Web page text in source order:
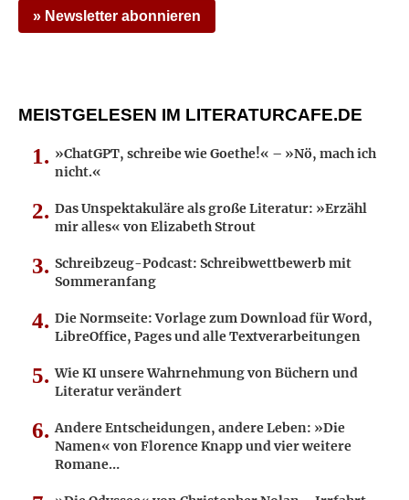
» Newsletter abonnieren
MEISTGELESEN IM LITERATURCAFE.DE
»ChatGPT, schreibe wie Goethe!« – »Nö, mach ich
nicht.«
Das Unspektakuläre als große Literatur: »Erzähl
mir alles« von Elizabeth Strout
Schreibzeug-Podcast: Schreibwettbewerb mit
Sommeranfang
Die Normseite: Vorlage zum Download für Word,
LibreOffice, Pages und alle Textverarbeitungen
Wie KI unsere Wahrnehmung von Büchern und
Literatur verändert
Andere Entscheidungen, andere Leben: »Die
Namen« von Florence Knapp und vier weitere
Romane…